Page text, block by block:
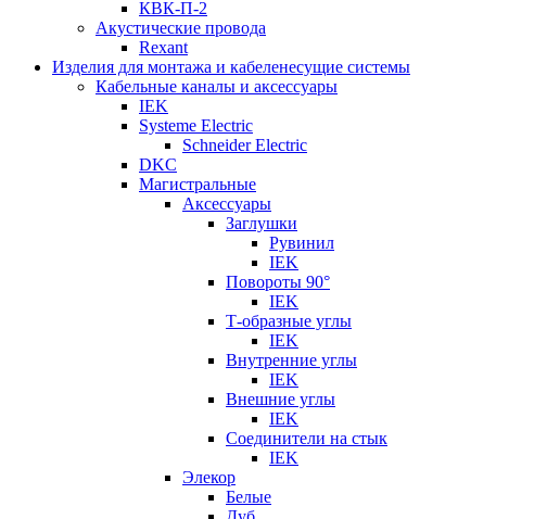
КВК-П-2
Акустические провода
Rexant
Изделия для монтажа и кабеленесущие системы
Кабельные каналы и аксессуары
IEK
Systeme Electric
Schneider Electric
DKC
Магистральные
Аксессуары
Заглушки
Рувинил
IEK
Повороты 90°
IEK
Т-образные углы
IEK
Внутренние углы
IEK
Внешние углы
IEK
Соединители на стык
IEK
Элекор
Белые